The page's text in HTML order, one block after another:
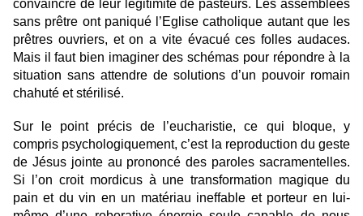
convaincre de leur légitimité de pasteurs. Les assemblées
sans prêtre ont paniqué l’Eglise catholique autant que les
prêtres ouvriers, et on a vite évacué ces folles audaces.
Mais il faut bien imaginer des schémas pour répondre à la
situation sans attendre de solutions d’un pouvoir romain
chahuté et stérilisé.
Sur le point précis de l’eucharistie, ce qui bloque, y
compris psychologiquement, c’est la reproduction du geste
de Jésus jointe au prononcé des paroles sacramentelles.
Si l’on croit mordicus à une transformation magique du
pain et du vin en un matériau ineffable et porteur en lui-